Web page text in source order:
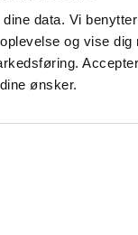
data. Vi
og vise dig
ønsker.